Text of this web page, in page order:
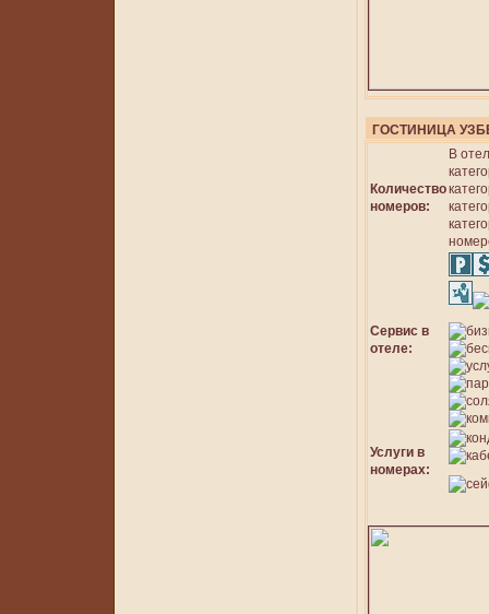
ГОСТИНИЦА
Количество
номеров:
В
Сервис в
отеле:
Услуги в
номерах: